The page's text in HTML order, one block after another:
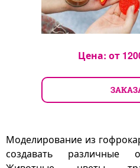
Цена: от
Моделирование из
создавать различные